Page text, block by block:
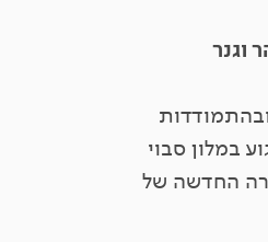
וגנר
במלון סבוי
החדשה של